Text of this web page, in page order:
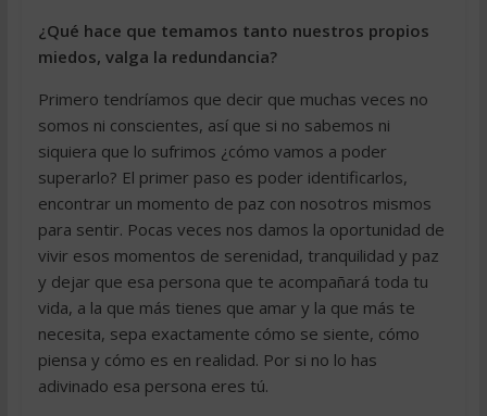
¿Qué hace que temamos tanto nuestros propios
miedos, valga la redundancia?
Primero tendríamos que decir que muchas veces no
somos ni conscientes, así que si no sabemos ni
siquiera que lo sufrimos ¿cómo vamos a poder
superarlo? El primer paso es poder identificarlos,
encontrar un momento de paz con nosotros mismos
para sentir. Pocas veces nos damos la oportunidad de
vivir esos momentos de serenidad, tranquilidad y paz
y dejar que esa persona que te acompañará toda tu
vida, a la que más tienes que amar y la que más te
necesita, sepa exactamente cómo se siente, cómo
piensa y cómo es en realidad. Por si no lo has
adivinado esa persona eres tú.